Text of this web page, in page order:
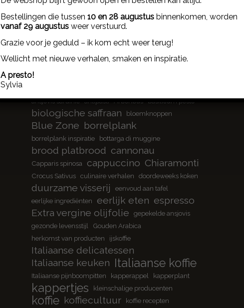
Artikelen over…
ambachtelijk koken
ansjovis sardinië antipasti Arboribus basilicum pesto
biologische saffraan bloemknoppen
Blue Zone borrelplank
borrelplank inspiratie bottarga di muggine
brood platbrood cannonau
Capparis spinosa cappuccino Chiaramonti
Crocus Sativus culinaire verhalen doordeweeks koken
duurzame visserij
eenvoud aan tafel
eerlijke ingrediënten
eerlijk eten espresso
Extra vergine olijfolie
gepekelde ansjovis
gezonde levensstijl
Gouden Arabica
herkomst van producten
ijskoffie
Italiaanse delicatessen
Italiaanse keuken Italiaanse koffie
Italiaanse pijnboompitten kapperappel kapperplant
kappertjes kleinschalige producenten
koffie koffiecultuur
koffie recepten
Bestellingen die tussen10 en 28 augustus binnenkomen, worden
vanaf 29 augustus weer verstuurd.
Grazie voor je geduld – ik kom echt weer terug!
Wellicht met nieuwe verhalen, smaken en inspiratie.
A presto!
Sylvia